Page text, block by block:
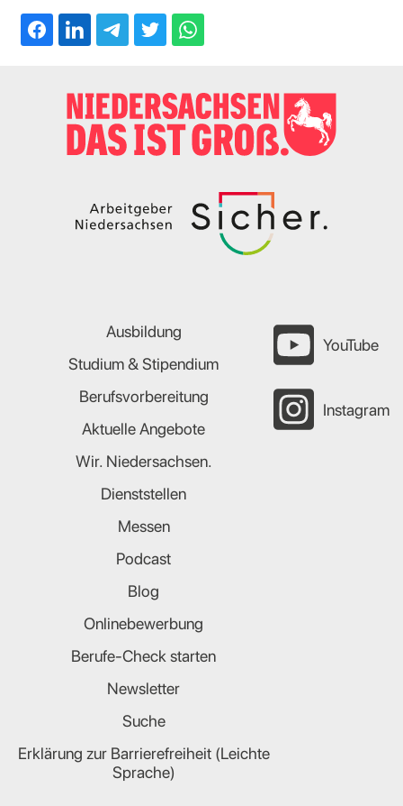
Ausbildung
Studium & Stipendium
Berufsvorbereitung
Aktuelle Angebote
Wir. Niedersachsen.
Dienststellen
Messen
Podcast
Blog
Onlinebewerbung
Berufe-Check starten
Newsletter
Suche
Erklärung zur Barrierefreiheit (Leichte
Sprache)
YouTube
Instagram